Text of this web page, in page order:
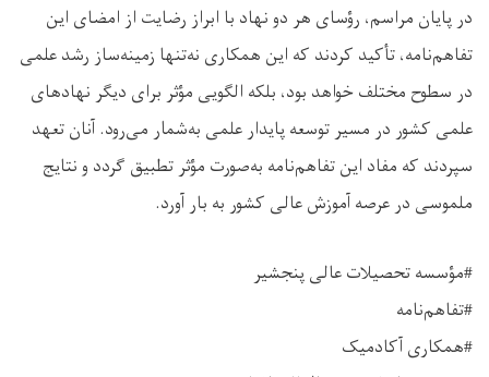
در پایان مراسم، رؤسای هر دو نهاد با ابراز رضایت از امضای این
تفاهم‌نامه، تأکید کردند که این همکاری نه‌تنها زمینه‌ساز رشد علمی
در سطوح مختلف خواهد بود، بلکه الگویی مؤثر برای دیگر نهادهای
علمی کشور در مسیر توسعه پایدار علمی به‌شمار می‌رود. آنان تعهد
سپردند که مفاد این تفاهم‌نامه به‌صورت مؤثر تطبیق گردد و نتایج
ملموسی در عرصه آموزش عالی کشور به بار آورد.
#مؤسسه تحصیلات عالی پنجشیر
#تفاهم‌نامه
#همکاری آکادمیک